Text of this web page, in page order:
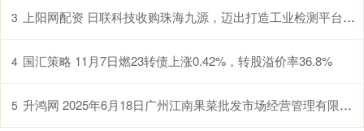
3 上阳网配资 日联科技收购珠海九源，迈出打造工业检测平台型企业的关键一步
4 国汇策略 11月7日燃23转债上涨0.42%，转股溢价率36.8%
5 升鸿网 2025年6月18日广州江南果菜批发市场经营管理有限公司价格行情